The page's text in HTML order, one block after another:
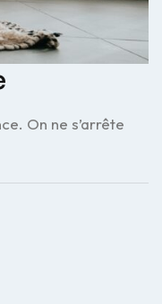
On ne s’arrête